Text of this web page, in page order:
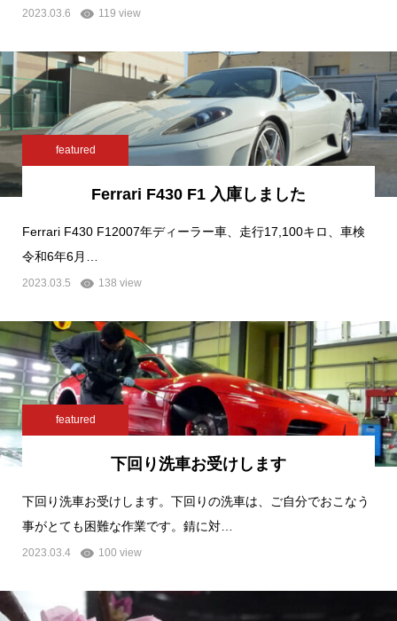
2023.03.6 119 view
featured
Ferrari F430 F1 入庫しました
Ferrari F430 F12007年ディーラー車、走行17,100キロ、車検
令和6年6月…
2023.03.5 138 view
featured
下回り洗車お受けします
下回り洗車お受けします。下回りの洗車は、ご自分でおこなう
事がとても困難な作業です。錆に対…
2023.03.4 100 view